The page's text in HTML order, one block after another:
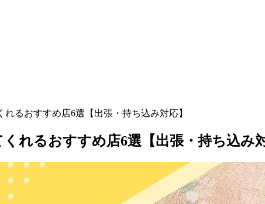
るおすすめ店6選【出張・持ち込み対応】
れるおすすめ店6選【出張・持ち込み対